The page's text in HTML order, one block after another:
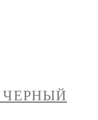
ЧЕРНЫЙ